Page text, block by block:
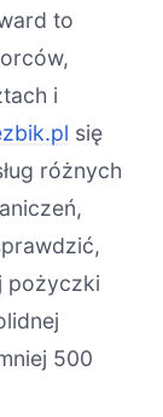
to
i
się
różnych
pożyczki
500